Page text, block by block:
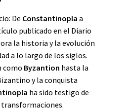
De Constantinopla a
publicado en el Diario
la historia y la evolución
a lo largo de los siglos.
como Byzantion hasta la
y la conquista
ha sido testigo de